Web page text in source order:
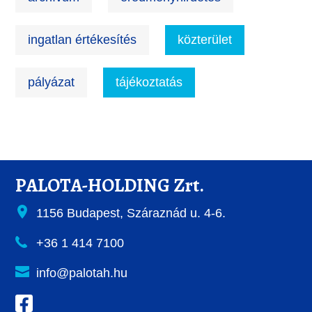
ingatlan értékesítés közterület
pályázat tájékoztatás
PALOTA-HOLDING Zrt.
1156 Budapest, Száraznád u. 4-6.
+36 1 414 7100
info@palotah.hu